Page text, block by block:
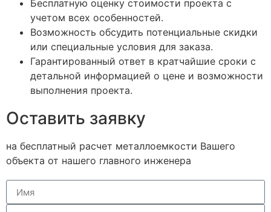
Бесплатную оценку стоимости проекта с
учетом всех особенностей.
Возможность обсудить потенциальные скидки
или специальные условия для заказа.
Гарантированный ответ в кратчайшие сроки с
детальной информацией о цене и возможности
выполнения проекта.
Оставить заявку
на бесплатный расчет металлоемкости Вашего
объекта от нашего главного инженера